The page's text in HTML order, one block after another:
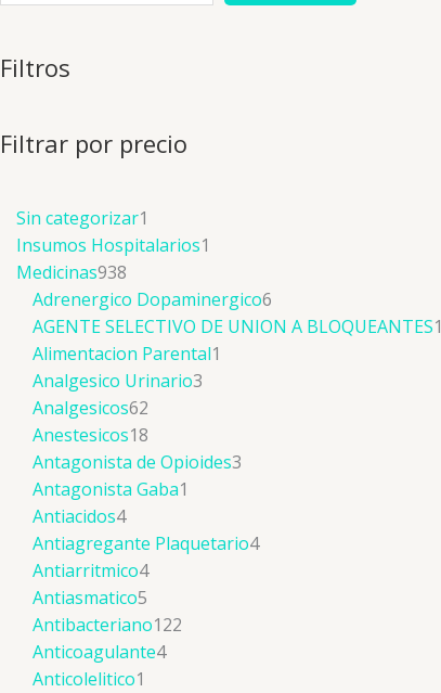
Filtros
Filtrar por precio
Sin categorizar1
Insumos Hospitalarios1
Medicinas938
Adrenergico Dopaminergico6
AGENTE SELECTIVO DE UNION A BLOQUEANTES1
Alimentacion Parental1
Analgesico Urinario3
Analgesicos62
Anestesicos18
Antagonista de Opioides3
Antagonista Gaba1
Antiacidos4
Antiagregante Plaquetario4
Antiarritmico4
Antiasmatico5
Antibacteriano122
Anticoagulante4
Anticolelitico1